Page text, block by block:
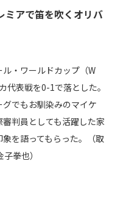
TV
ミアで笛を吹くオリバ
・ワールドカップ（W
代表戦を0-1で落とした。
でもお馴染みのマイケ
判員としても活躍した家
を語ってもらった。（取
拳也）